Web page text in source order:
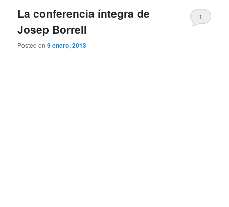
La conferencia íntegra de
Josep Borrell
Posted on9 enero, 2013
1